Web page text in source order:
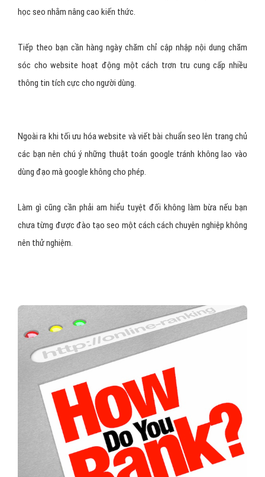
học seo nhằm nâng cao kiến thức.
Tiếp theo bạn cần hàng ngày chăm chỉ cập nhập nội dung chăm
sóc cho website hoạt động một cách trơn tru cung cấp nhiều
thông tin tích cực cho người dùng.
Ngoài ra khi tối ưu hóa website và viết bài chuẩn seo lên trang chủ
các bạn nên chú ý những thuật toán google tránh không lao vào
dùng đạo mà google không cho phép.
Làm gì cũng cần phải am hiểu tuyệt đối không làm bừa nếu bạn
chưa từng được đào tạo seo một cách cách chuyên nghiệp không
nên thử nghiệm.